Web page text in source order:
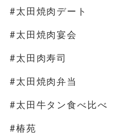
#太田焼肉デート
#太田焼肉宴会
#太田肉寿司
#太田焼肉弁当
#太田牛タン食べ比べ
#椿苑